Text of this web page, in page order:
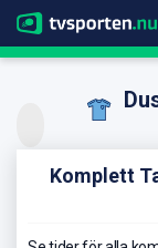
Komplett